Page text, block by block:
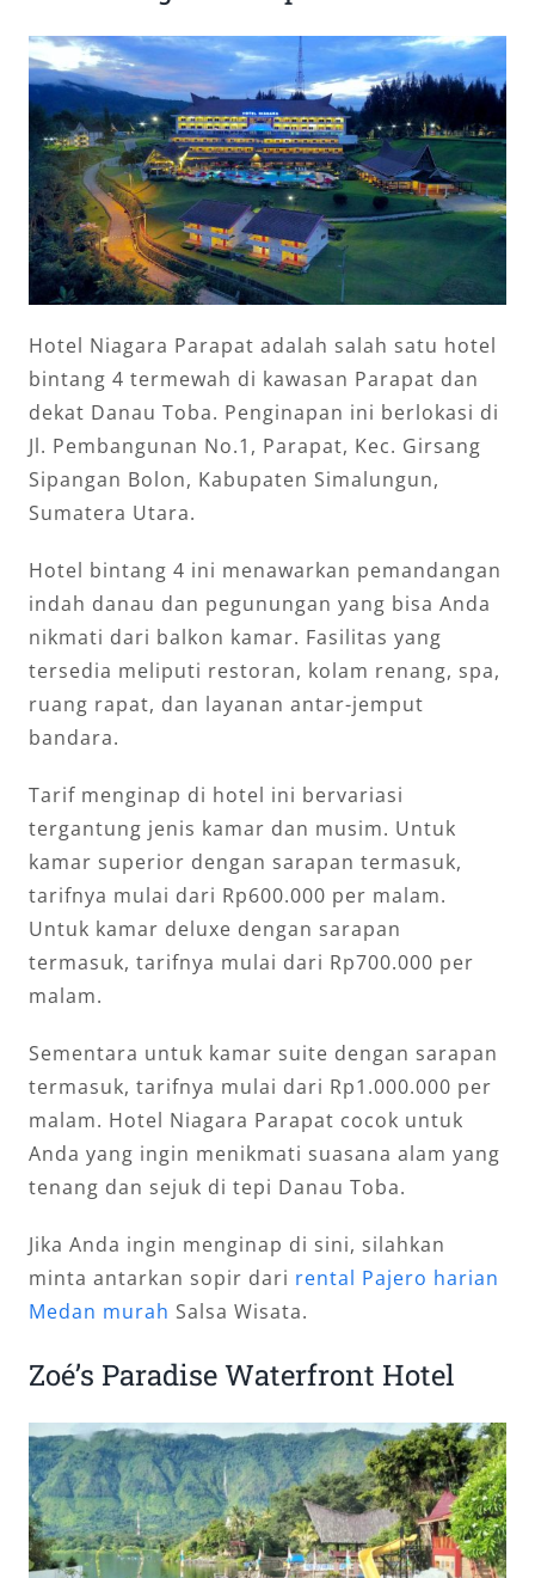
Hotel Niagara Parapat adalah salah satu hotel
bintang 4 termewah di kawasan Parapat dan
dekat Danau Toba. Penginapan ini berlokasi di
Jl. Pembangunan No.1, Parapat, Kec. Girsang
Sipangan Bolon, Kabupaten Simalungun,
Sumatera Utara.
Hotel bintang 4 ini menawarkan pemandangan
indah danau dan pegunungan yang bisa Anda
nikmati dari balkon kamar. Fasilitas yang
tersedia meliputi restoran, kolam renang, spa,
ruang rapat, dan layanan antar-jemput
bandara.
Tarif menginap di hotel ini bervariasi
tergantung jenis kamar dan musim. Untuk
kamar superior dengan sarapan termasuk,
tarifnya mulai dari Rp600.000 per malam.
Untuk kamar deluxe dengan sarapan
termasuk, tarifnya mulai dari Rp700.000 per
malam.
Sementara untuk kamar suite dengan sarapan
termasuk, tarifnya mulai dari Rp1.000.000 per
malam. Hotel Niagara Parapat cocok untuk
Anda yang ingin menikmati suasana alam yang
tenang dan sejuk di tepi Danau Toba.
Jika Anda ingin menginap di sini, silahkan
minta antarkan sopir dari rental Pajero harian
Medan murah Salsa Wisata.
Zoé’s Paradise Waterfront Hotel